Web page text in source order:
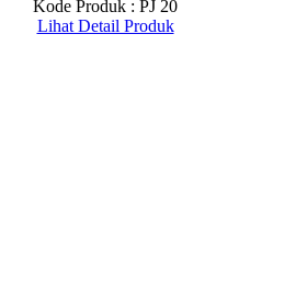
Kode Produk : PJ 20
Lihat Detail Produk